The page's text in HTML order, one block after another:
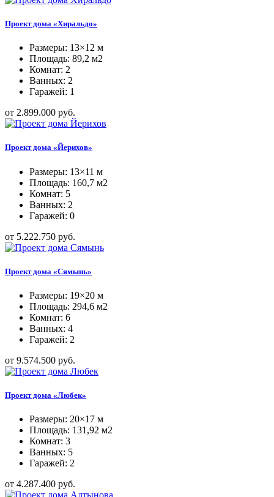
Проект дома «Хиральдо»
Размеры: 13×12 м
Площадь: 89,2 м2
Комнат: 2
Ванных: 2
Гаражей: 1
от 2.899.000 руб.
Проект дома «Йерихов»
Размеры: 13×11 м
Площадь: 160,7 м2
Комнат: 5
Ванных: 2
Гаражей: 0
от 5.222.750 руб.
Проект дома «Сямынь»
Размеры: 19×20 м
Площадь: 294,6 м2
Комнат: 6
Ванных: 4
Гаражей: 2
от 9.574.500 руб.
Проект дома «Любек»
Размеры: 20×17 м
Площадь: 131,92 м2
Комнат: 3
Ванных: 5
Гаражей: 2
от 4.287.400 руб.